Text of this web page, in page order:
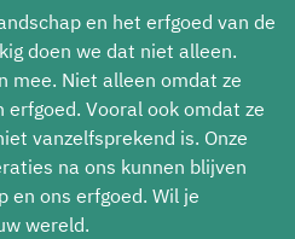
en het erfgoed van de
doen we dat niet alleen.
mee. Niet alleen omdat ze
erfgoed. Vooral ook omdat ze
vanzelfsprekend is. Onze
na ons kunnen blijven
en ons erfgoed. Wil je
wereld.